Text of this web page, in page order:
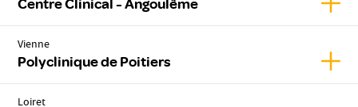
Vienne
Polyclinique de Poitiers
Loiret